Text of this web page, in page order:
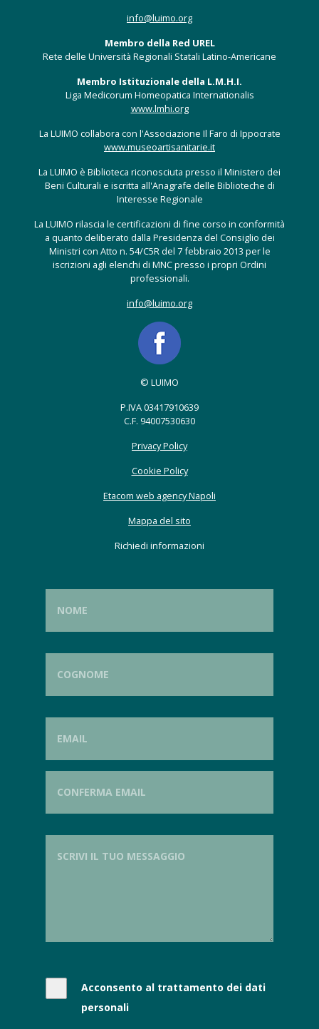
info@luimo.org
Membro della Red UREL
Rete delle Università Regionali Statali Latino-Americane
Membro Istituzionale della L.M.H.I.
Liga Medicorum Homeopatica Internationalis
www.lmhi.org
La LUIMO collabora con l'Associazione Il Faro di Ippocrate
www.museoartisanitarie.it
La LUIMO è Biblioteca riconosciuta presso il Ministero dei
Beni Culturali e iscritta all'Anagrafe delle Biblioteche di
Interesse Regionale
La LUIMO rilascia le certificazioni di fine corso in conformità
a quanto deliberato dalla Presidenza del Consiglio dei
Ministri con Atto n. 54/C5R del 7 febbraio 2013 per le
iscrizioni agli elenchi di MNC presso i propri Ordini
professionali.
info@luimo.org
© LUIMO
P.IVA 03417910639
C.F. 94007530630
Privacy Policy
Cookie Policy
Etacom web agency Napoli
Mappa del sito
Richiedi informazioni
Acconsento al trattamento dei dati
personali